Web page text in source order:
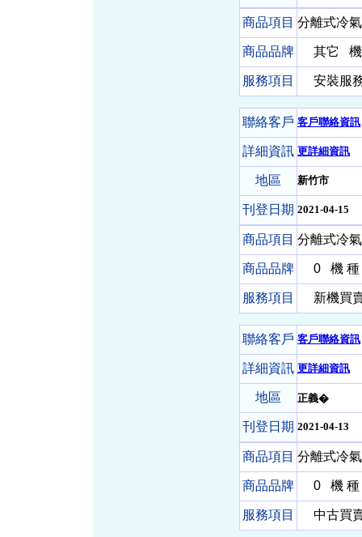
商品項目 分離式冷
商品品牌 其它
服務項目 安裝服
聯絡客戶 客戶聯絡資訊
詳細資訊 更詳細資訊
地區 新竹市
刊登日期 2021-04-15
商品項目 分離式冷
商品品牌 0 機
服務項目 新機買賣
聯絡客戶 客戶聯絡資訊
詳細資訊 更詳細資訊
地區 正義�
刊登日期 2021-04-13
商品項目 分離式冷
商品品牌 0 機
服務項目 中古買賣